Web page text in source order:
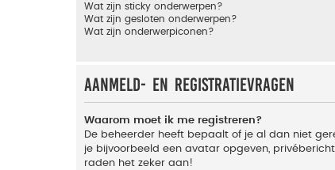
Wat zijn sticky onderwerpen?
Wat zijn gesloten onderwerpen?
Wat zijn onderwerpiconen?
Aanmeld- en registratievragen
Waarom moet ik me registreren?
De beheerder heeft bepaalt of je al dan niet
je bijvoorbeeld een avatar opgeven,
raden het zeker aan!